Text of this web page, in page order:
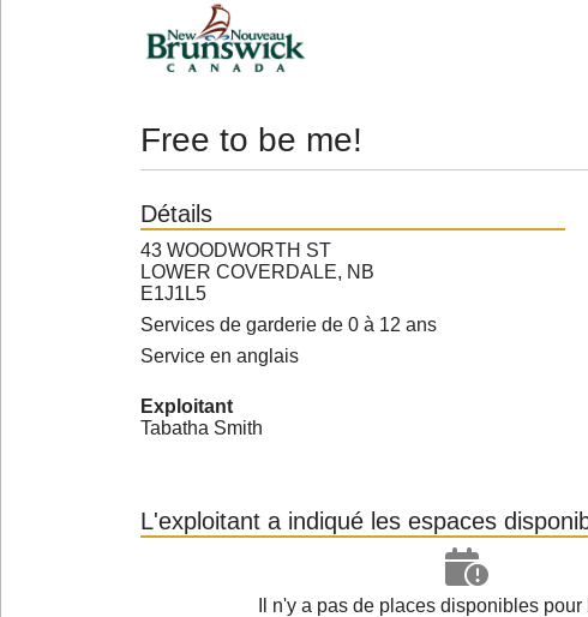
Free to be me!
Détails
43 WOODWORTH ST
LOWER COVERDALE, NB
E1J1L5
Services de garderie de 0 à 12 ans
Service en anglais
Exploitant
Tabatha Smith
L'exploitant a indiqué les espaces
Il n'y a pas de places disponibles pour